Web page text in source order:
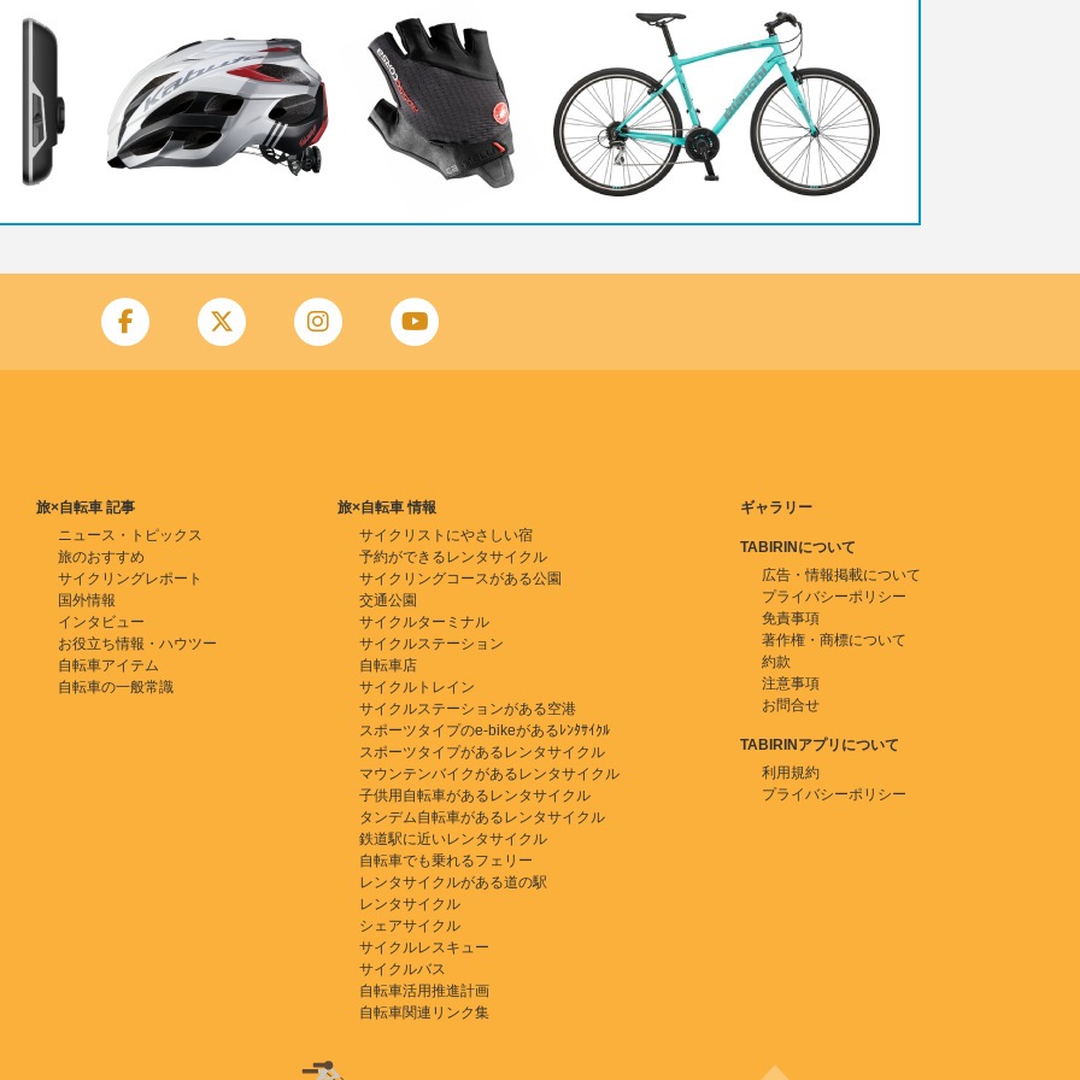
旅×自転車 記事
ニュース・トピックス
旅のおすすめ
サイクリングレポート
国外情報
インタビュー
お役立ち情報・ハウツー
自転車アイテム
自転車の一般常識
旅×自転車 情報
サイクリストにやさしい宿
予約ができるレンタサイクル
サイクリングコースがある公園
交通公園
サイクルターミナル
サイクルステーション
自転車店
サイクルトレイン
サイクルステーションがある空港
スポーツタイプのe-bikeがあるﾚﾝﾀｻｲｸﾙ
スポーツタイプがあるレンタサイクル
マウンテンバイクがあるレンタサイクル
子供用自転車があるレンタサイクル
タンデム自転車があるレンタサイクル
鉄道駅に近いレンタサイクル
自転車でも乗れるフェリー
レンタサイクルがある道の駅
レンタサイクル
シェアサイクル
サイクルレスキュー
サイクルバス
自転車活用推進計画
自転車関連リンク集
ギャラリー
TABIRINについて
広告・情報掲載について
プライバシーポリシー
免責事項
著作権・商標について
約款
注意事項
お問合せ
TABIRINアプリについて
利用規約
プライバシーポリシー